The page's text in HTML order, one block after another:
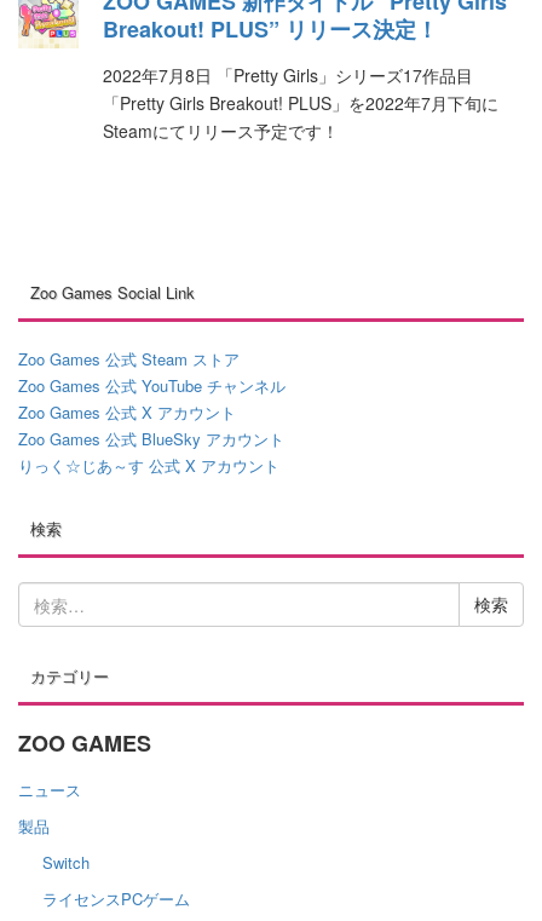
Breakout! PLUS” リリース決定！
2022年7月8日 「Pretty Girls」シリーズ17作品目
「Pretty Girls Breakout! PLUS」を2022年7月下旬に
Steamにてリリース予定です！
Zoo Games Social Link
Zoo Games 公式 Steam ストア
Zoo Games 公式 YouTube チャンネル
Zoo Games 公式 X アカウント
Zoo Games 公式 BlueSky アカウント
りっく☆じあ～す 公式 X アカウント
検索
検
索:
カテゴリー
ZOO GAMES
ニュース
製品
Switch
ライセンスPCゲーム